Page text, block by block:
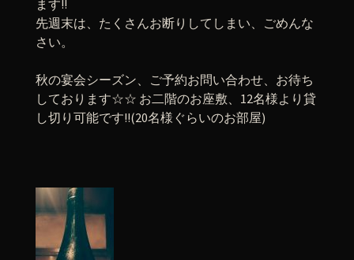
ます!!
先週末は、たくさんお断りしてしまい、ごめんな
さい。
秋の宴会シーズン、ご予約お問い合わせ、お待ち
しております☆☆ お二階のお座敷、12名様より貸
し切り可能です!!(20名様ぐらいのお部屋)